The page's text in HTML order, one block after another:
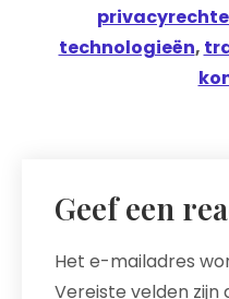
technologieën,
Geef een
Het e-mailadres
Vereiste velden